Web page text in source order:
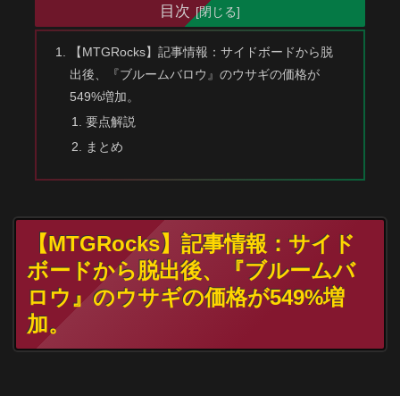
目次
【MTGRocks】記事情報：サイドボードから脱
出後、『ブルームバロウ』のウサギの価格が
549%増加。
要点解説
まとめ
【MTGRocks】記事情報：サイド
ボードから脱出後、『ブルームバ
ロウ』のウサギの価格が549%増
加。